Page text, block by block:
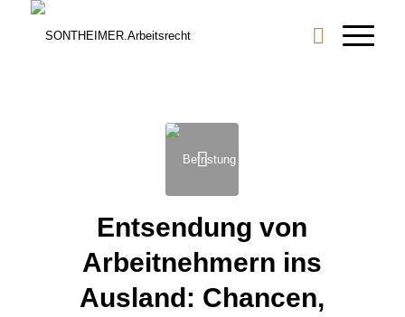
Entsendung von
Arbeitnehmern ins
Ausland: Chancen,